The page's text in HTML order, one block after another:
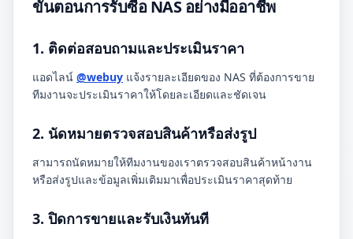
ขั้นตอนการรับซื้อ NAS อย่างมืออาชีพ
1. ติดต่อสอบถามและประเมินราคา
แอดไลน์ @webuy แจ้งรายละเอียดของ NAS ที่ต้องการขาย
ทีมงานจะประเมินราคาให้โดยละเอียดและชัดเจน
2. นัดหมายตรวจสอบสินค้าหรือส่งรูป
สามารถนัดหมายให้ทีมงานของเราตรวจสอบสินค้าหน้างาน
หรือส่งรูปและข้อมูลเพิ่มเติมมาเพื่อประเมินราคาสุดท้าย
3. ปิดการขายและรับเงินทันที